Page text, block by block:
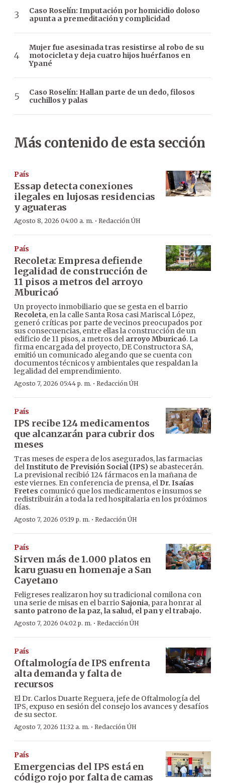
Caso Roselín: Imputación por homicidio doloso
apunta a premeditación y complicidad
Mujer fue asesinada tras resistirse al robo de su
motocicleta y deja cuatro hijos huérfanos en
Ypané
Caso Roselín: Hallan parte de un dedo, filosos
cuchillos y palas
Más contenido de esta sección
País
Essap detecta conexiones
ilegales en lujosas residencias
y aguateras
Agosto 8, 2026 04:00 a. m. · Redacción ÚH
País
Recoleta: Empresa defiende
legalidad de construcción de
11 pisos a metros del arroyo
Mburicaó
Un proyecto inmobiliario que se gesta en el barrio
Recoleta, en la calle Santa Rosa casi Mariscal López,
generó críticas por parte de vecinos preocupados por
sus consecuencias, entre ellas la construcción de un
edificio de 11 pisos, a metros del arroyo Mburicaó. La
firma encargada del proyecto, DE Constructora SA,
emitió un comunicado alegando que se cuenta con
documentos técnicos y ambientales que respaldan la
legalidad del emprendimiento.
Agosto 7, 2026 05:44 p. m. · Redacción ÚH
País
IPS recibe 124 medicamentos
que alcanzarán para cubrir dos
meses
Tras meses de espera de los asegurados, las farmacias
delInstituto de Previsión Social (IPS) se abastecerán.
La previsional recibió 124 fármacos en la mañana de
este viernes. En conferencia de prensa, el Dr. Isaías
Fretes comunicó que los medicamentos e insumos se
redistribuirán a toda la red hospitalaria en los próximos
días.
Agosto 7, 2026 05:19 p. m. · Redacción ÚH
País
Sirven más de 1.000 platos en
karu guasu en homenaje a San
Cayetano
Feligreses realizaron hoy su tradicional comilona con
una serie de misas en el barrio Sajonia, para honrar al
santo patrono de la paz, la salud, el pan y el trabajo.
Agosto 7, 2026 04:02 p. m. · Redacción ÚH
País
Oftalmología de IPS enfrenta
alta demanda y falta de
recursos
El Dr. Carlos Duarte Reguera, jefe de Oftalmología del
IPS, expuso en sesión del consejo los avances y desafíos
de su sector.
Agosto 7, 2026 11:32 a. m. · Redacción ÚH
País
Emergencias del IPS está en
código rojo por falta de camas